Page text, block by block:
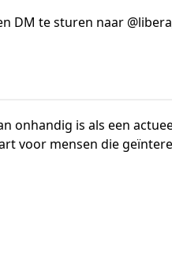
te sturen naar
onhandig is als een
voor mensen die